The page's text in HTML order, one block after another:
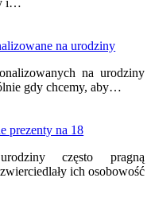
i…
na urodziny
na urodziny
gdy chcemy, aby…
prezenty na 18
często pragną
ich osobowość